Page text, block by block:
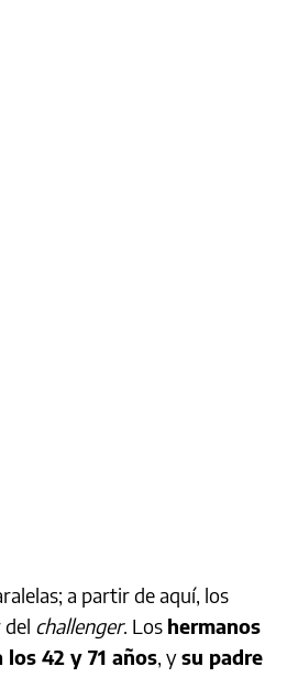
a partir de aquí, los
del challenger. Los hermanos
42 y 71 años, ysu padre